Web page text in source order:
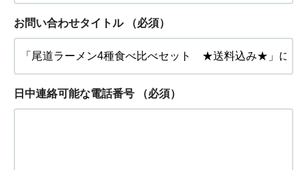
お問い合わせタイトル （必須）
日中連絡可能な電話番号 （必須）